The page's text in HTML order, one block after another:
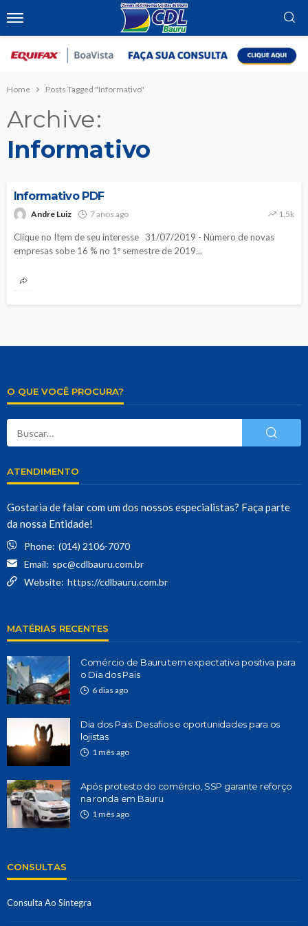
Home Posts Tagged "Informativo"
Archive
Informativo
Informativo PDF
Andre Luiz 7 anos ago 1.5k
Clique no Item de seu interesse 31/07/2019 - Número de novas
empresas sobe 16 % no 1º semestre de 2019...
O QUE VOCÊ PROCURA?
ATENDIMENTO
Gostaria de falar com um dos nossos especialistas? Faça parte
da nossa Entidade!
Phone: (014) 2106-7070
Email: spc@cdlbauru.com.br
Website: https://cdlbauru.com.br
MATÉRIAS RECENTES
Comércio de Bauru tem expectativa positiva para
o Dia dos Pais
6 dias ago
Dia dos Pais: Desafios e oportunidades para os
lojistas
1 mês ago
Após protesto do comércio, SSP garante reforço
na ronda em Bauru
1 mês ago
CONSULTAS
Consulta Ao Sintegra